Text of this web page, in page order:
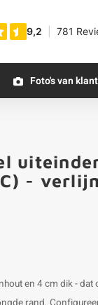
Foto's van
-
en 4 cm dik -